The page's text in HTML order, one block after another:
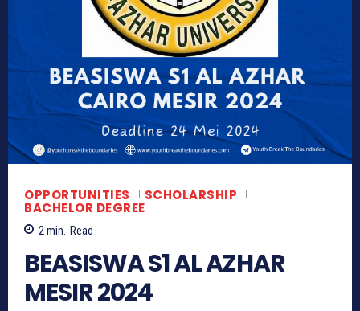
OPPORTUNITIES SCHOLARSHIP
BACHELOR DEGREE
2min. Read
BEASISWA S1 AL AZHAR
MESIR 2024